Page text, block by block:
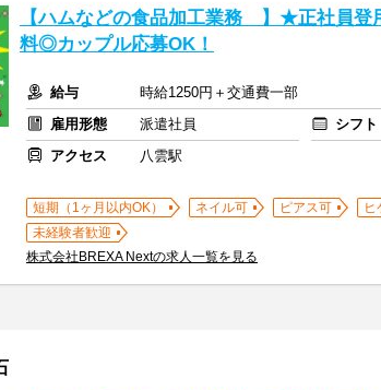
【ハムなどの食品加工業務 】★正社員登
料◎カップル応募OK！
給与
時給1250円＋交通費一部
雇用形態
派遣社員 シフト
アクセス
八雲駅
短期（1ヶ月以内OK） ネイル可 ピアス可
ヒ
未経験者歓迎
株式会社BREXA Nextの求人一覧を見る